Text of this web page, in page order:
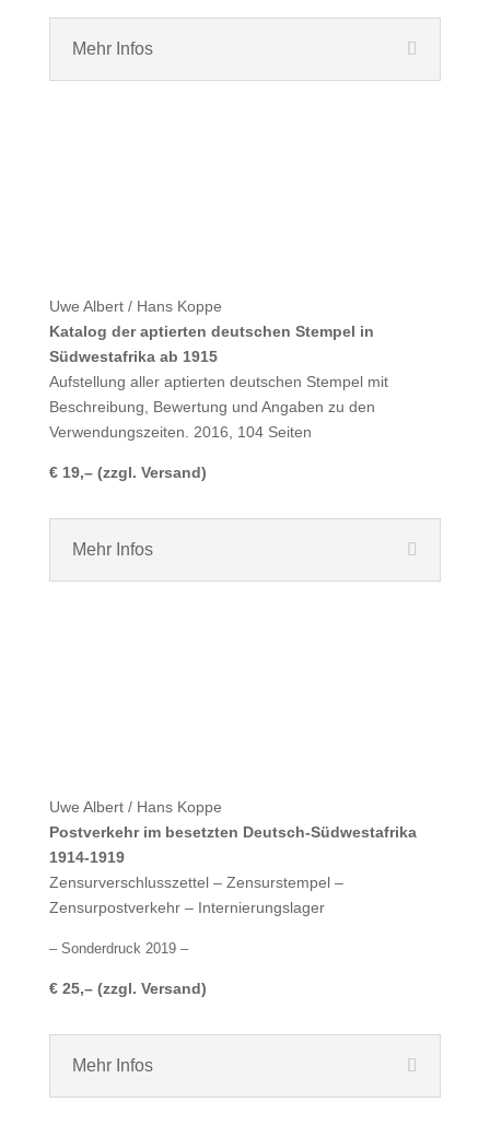
Mehr Infos
Uwe Albert / Hans Koppe
Katalog der aptierten deutschen Stempel in
Südwestafrika ab 1915
Aufstellung aller aptierten deutschen Stempel mit
Beschreibung, Bewertung und Angaben zu den
Verwendungszeiten. 2016, 104 Seiten
€ 19,– (zzgl. Versand)
Mehr Infos
Uwe Albert / Hans Koppe
Postverkehr im besetzten Deutsch-Südwestafrika
1914-1919
Zensurverschlusszettel – Zensurstempel –
Zensurpostverkehr – Internierungslager
– Sonderdruck 2019 –
€ 25,– (zzgl. Versand)
Mehr Infos